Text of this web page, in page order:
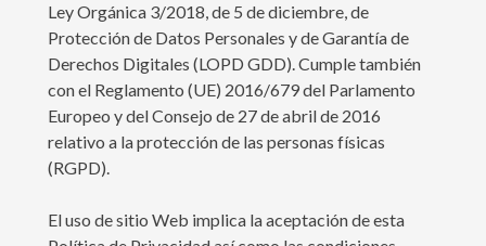
Ley Orgánica 3/2018, de 5 de diciembre, de
Protección de Datos Personales y de Garantía de
Derechos Digitales (LOPD GDD). Cumple también
con el Reglamento (UE) 2016/679 del Parlamento
Europeo y del Consejo de 27 de abril de 2016
relativo a la protección de las personas físicas
(RGPD).
El uso de sitio Web implica la aceptación de esta